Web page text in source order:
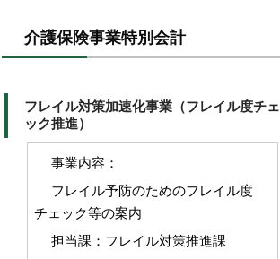
介護保険事業特別会計
フレイル対策加速化事業（フレイル度チェ
ック推進）
事業内容：
フレイル予防のためのフレイル度
チェック等の案内
担当課：フレイル対策推進課